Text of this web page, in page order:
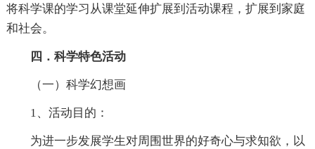
将科学课的学习从课堂延伸扩展到活动课程，扩展到家庭
和社会。
四．科学特色活动
（一）科学幻想画
1、活动目的：
为进一步发展学生对周围世界的好奇心与求知欲，以